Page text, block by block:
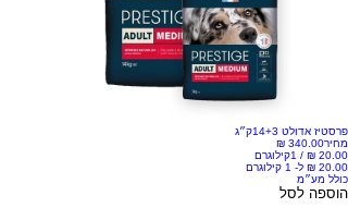
פרסטיז אדולט 14+3ק״ג
מחיר
/ 1קילוגרם
כולל מע״מ
הוספה לסל